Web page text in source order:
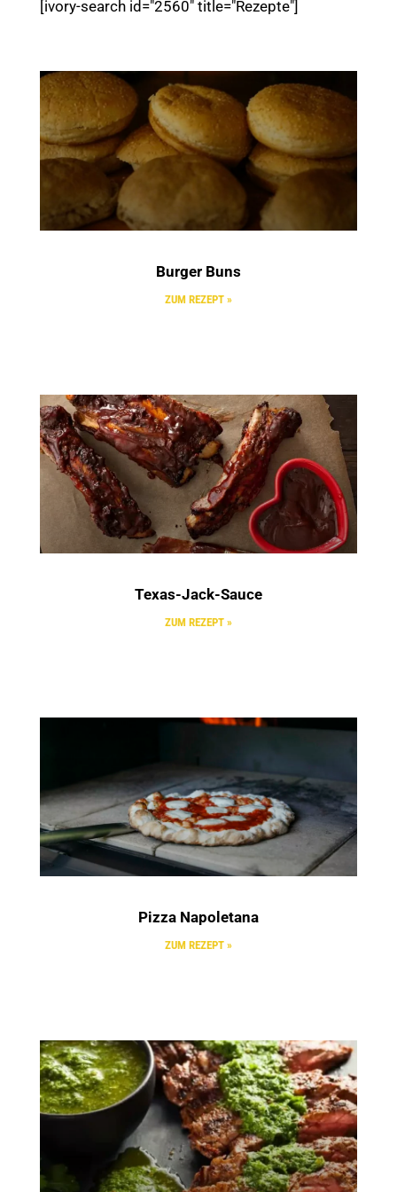
[ivory-search id="2560" title="Rezepte"]
Burger Buns
ZUM REZEPT »
Texas-Jack-Sauce
ZUM REZEPT »
Pizza Napoletana
ZUM REZEPT »